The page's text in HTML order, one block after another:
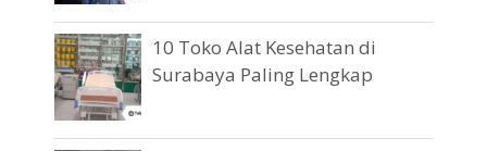
10 Toko Alat Kesehatan di
Surabaya Paling Lengkap